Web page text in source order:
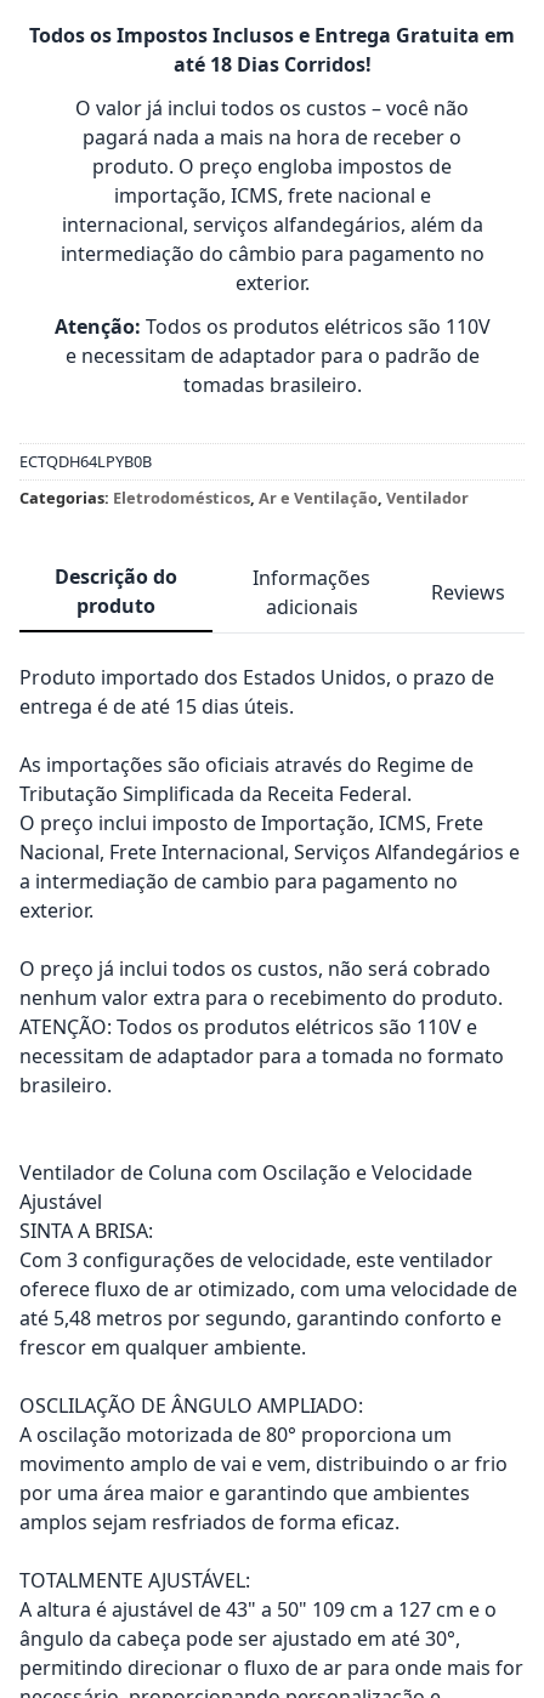
Todos os Impostos Inclusos e Entrega Gratuita em
até 18 Dias Corridos!
O valor já inclui todos os custos – você não
pagará nada a mais na hora de receber o
produto. O preço engloba impostos de
importação, ICMS, frete nacional e
internacional, serviços alfandegários, além da
intermediação do câmbio para pagamento no
exterior.
Atenção: Todos os produtos elétricos são 110V
e necessitam de adaptador para o padrão de
tomadas brasileiro.
ECTQDH64LPYB0B
Categorias: Eletrodomésticos, Ar e Ventilação, Ventilador
Descrição do
produto
Informações
adicionais
Reviews
Produto importado dos Estados Unidos, o prazo de
entrega é de até 15 dias úteis.
As importações são oficiais através do Regime de
Tributação Simplificada da Receita Federal.
O preço inclui imposto de Importação, ICMS, Frete
Nacional, Frete Internacional, Serviços Alfandegários e
a intermediação de cambio para pagamento no
exterior.
O preço já inclui todos os custos, não será cobrado
nenhum valor extra para o recebimento do produto.
ATENÇÃO: Todos os produtos elétricos são 110V e
necessitam de adaptador para a tomada no formato
brasileiro.
Ventilador de Coluna com Oscilação e Velocidade
Ajustável
SINTA A BRISA:
Com 3 configurações de velocidade, este ventilador
oferece fluxo de ar otimizado, com uma velocidade de
até 5,48 metros por segundo, garantindo conforto e
frescor em qualquer ambiente.
OSCLILAÇÃO DE ÂNGULO AMPLIADO:
A oscilação motorizada de 80° proporciona um
movimento amplo de vai e vem, distribuindo o ar frio
por uma área maior e garantindo que ambientes
amplos sejam resfriados de forma eficaz.
TOTALMENTE AJUSTÁVEL:
A altura é ajustável de 43" a 50" 109 cm a 127 cm e o
ângulo da cabeça pode ser ajustado em até 30°,
permitindo direcionar o fluxo de ar para onde mais for